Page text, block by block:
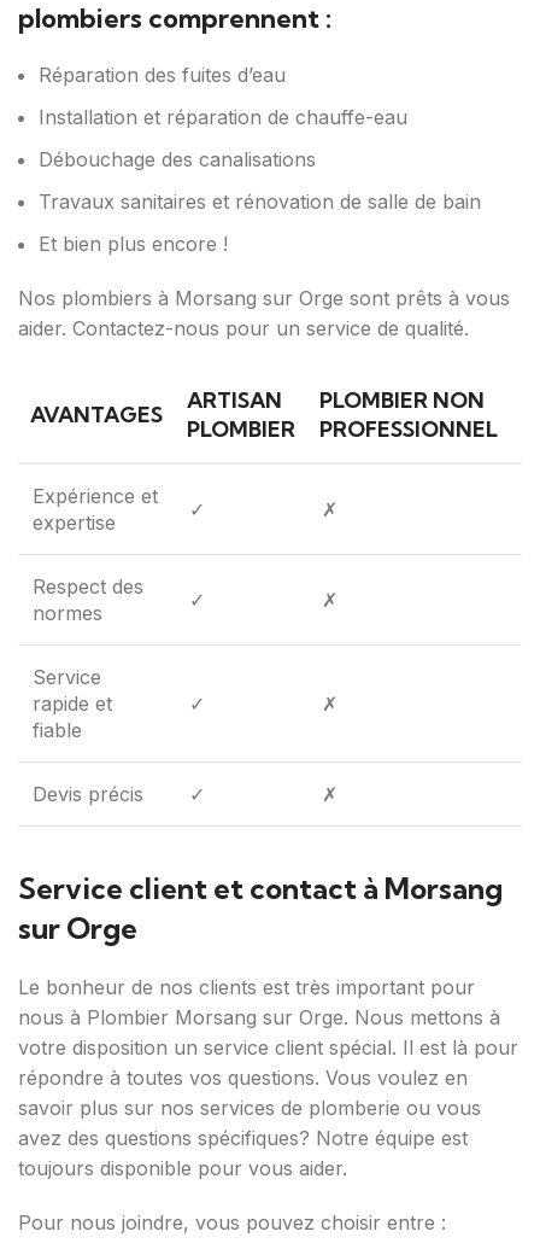
plombiers comprennent :
Réparation des fuites d’eau
Installation et réparation de chauffe-eau
Débouchage des canalisations
Travaux sanitaires et rénovation de salle de bain
Et bien plus encore !
Nos plombiers à Morsang sur Orge sont prêts à vous
aider. Contactez-nous pour un service de qualité.
AVANTAGES
ARTISAN
PLOMBIER
PLOMBIER NON
PROFESSIONNEL
Expérience et
expertise
✓ ✗
Respect des
normes
✓ ✗
Service
rapide et
fiable
✓ ✗
Devis précis ✓ ✗
Service client et contact à Morsang
sur Orge
Le bonheur de nos clients est très important pour
nous à Plombier Morsang sur Orge. Nous mettons à
votre disposition un service client spécial. Il est là pour
répondre à toutes vos questions. Vous voulez en
savoir plus sur nos services de plomberie ou vous
avez des questions spécifiques? Notre équipe est
toujours disponible pour vous aider.
Pour nous joindre, vous pouvez choisir entre :